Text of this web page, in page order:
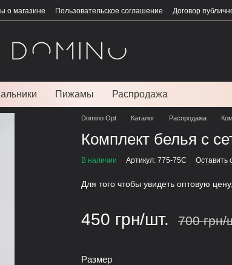
о магазине Пользовательское соглашение Договор
Пижамы Распродажа
Domino Opt Каталог Распродажа
Комплект белья с
В наличии Артикул: 775-75С Оставить
Для того чтобы увидеть оптовую
450 грн/шт. 700 грн/
Размер